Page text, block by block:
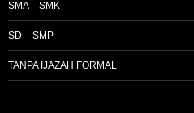
SMA – SMK
SD – SMP
TANPA IJAZAH FORMAL